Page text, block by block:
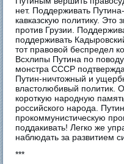
нет. Поддерживать
кавказскую политику.
против Грузии.
поддерживать
тот правовой беспредел
Всхлипы Путина по
монстра СССР
Путин-ничтожный и
властолюбивый политик.
короткую народную
российского народа.
прокоммунистическую
поддакивать! Легко же
наблюдать за развитием
***